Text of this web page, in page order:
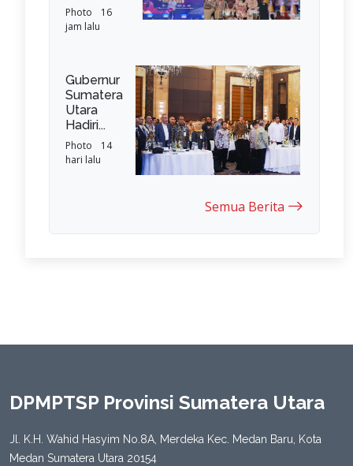
Photo
16
jam lalu
Gubernur
Sumatera
Utara
Hadiri...
Photo
14
hari lalu
Semua Berita
DPMPTSP Provinsi Sumatera Utara
Jl. K.H. Wahid Hasyim No.8A, Merdeka Kec. Medan Baru, Kota
Medan Sumatera Utara 20154